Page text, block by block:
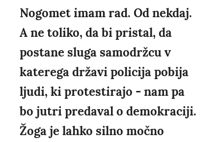
Nogomet imam rad. Od nekdaj.
A ne toliko, da bi pristal, da
postane sluga samodržcu v
katerega državi policija pobija
ljudi, ki protestirajo - nam pa
bo jutri predaval o demokraciji.
Žoga je lahko silno močno